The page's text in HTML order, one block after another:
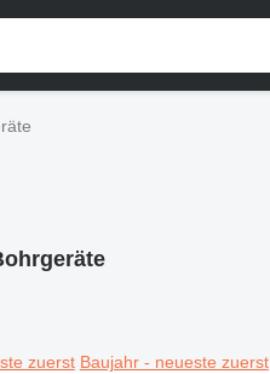
zuerst Baujahr - neueste zuerst